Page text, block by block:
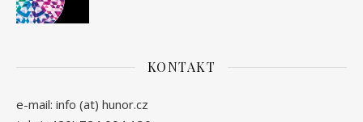
KONTAKT
e-mail: info (at) hunor.cz